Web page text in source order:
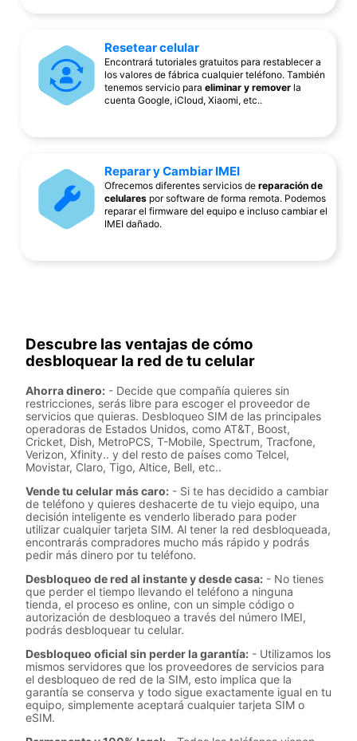
Resetear celular
Encontrará tutoriales gratuitos para restablecer a
los valores de fábrica cualquier teléfono. También
tenemos servicio para eliminar y remover la
cuenta Google, iCloud, Xiaomi, etc..
Reparar y Cambiar IMEI
Ofrecemos diferentes servicios de reparación de
celulares por software de forma remota. Podemos
reparar el firmware del equipo e incluso cambiar el
IMEI dañado.
Descubre las ventajas de cómo
desbloquear la red de tu celular
Ahorra dinero: - Decide que compañía quieres sin
restricciones, serás libre para escoger el proveedor de
servicios que quieras. Desbloqueo SIM de las principales
operadoras de Estados Unidos, como AT&T, Boost,
Cricket, Dish, MetroPCS, T-Mobile, Spectrum, Tracfone,
Verizon, Xfinity.. y del resto de países como Telcel,
Movistar, Claro, Tigo, Altice, Bell, etc..
Vende tu celular más caro: - Si te has decidido a cambiar
de teléfono y quieres deshacerte de tu viejo equipo, una
decisión inteligente es venderlo liberado para poder
utilizar cualquier tarjeta SIM. Al tener la red desbloqueada,
encontrarás compradores mucho más rápido y podrás
pedir más dinero por tu teléfono.
Desbloqueo de red al instante y desde casa: - No tienes
que perder el tiempo llevando el teléfono a ninguna
tienda, el proceso es online, con un simple código o
autorización de desbloqueo a través del número IMEI,
podrás desbloquear tu celular.
Desbloqueo oficial sin perder la garantía: - Utilizamos los
mismos servidores que los proveedores de servicios para
el desbloqueo de red de la SIM, esto implica que la
garantía se conserva y todo sigue exactamente igual en tu
equipo, simplemente aceptará cualquier tarjeta SIM o
eSIM.